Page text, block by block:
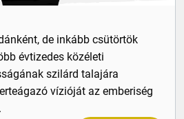
de inkább csütörtök
évtizedes közéleti
szilárd talajára
vízióját az emberiség